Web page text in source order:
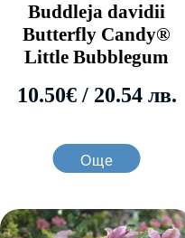
Buddleja davidii
Butterfly Candy®
Little Bubblegum
10.50€/ 20.54 лв.
Още